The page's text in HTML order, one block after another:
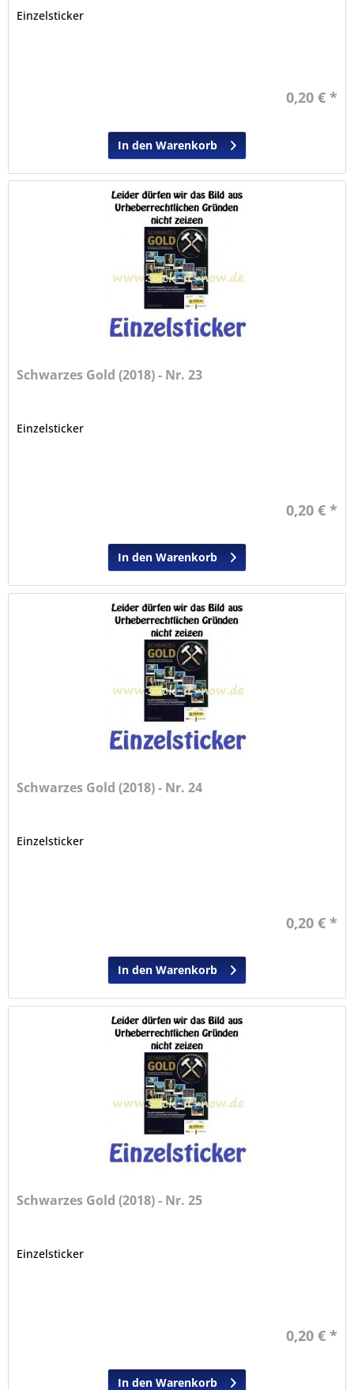
Einzelsticker
0,20 € *
In den Warenkorb
Schwarzes Gold (2018) - Nr. 23
Einzelsticker
0,20 € *
In den Warenkorb
Schwarzes Gold (2018) - Nr. 24
Einzelsticker
0,20 € *
In den Warenkorb
Schwarzes Gold (2018) - Nr. 25
Einzelsticker
0,20 € *
In den Warenkorb